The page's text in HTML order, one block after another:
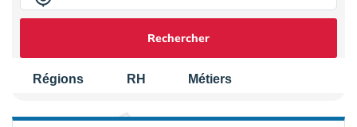
Rechercher
Régions RH Métiers